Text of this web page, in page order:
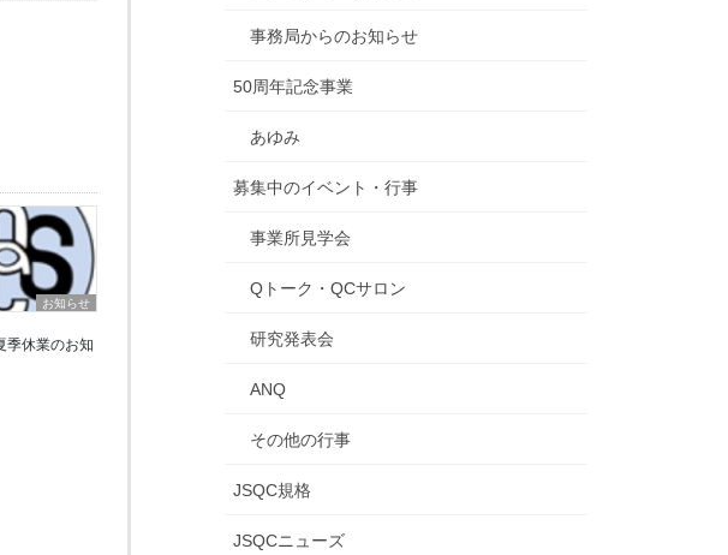
お知らせ
季休業のお知
事務局からのお知らせ
50周年記念事業
あゆみ
募集中のイベント・行事
事業所見学会
Qトーク・QCサロン
研究発表会
ANQ
その他の行事
JSQC規格
JSQCニューズ